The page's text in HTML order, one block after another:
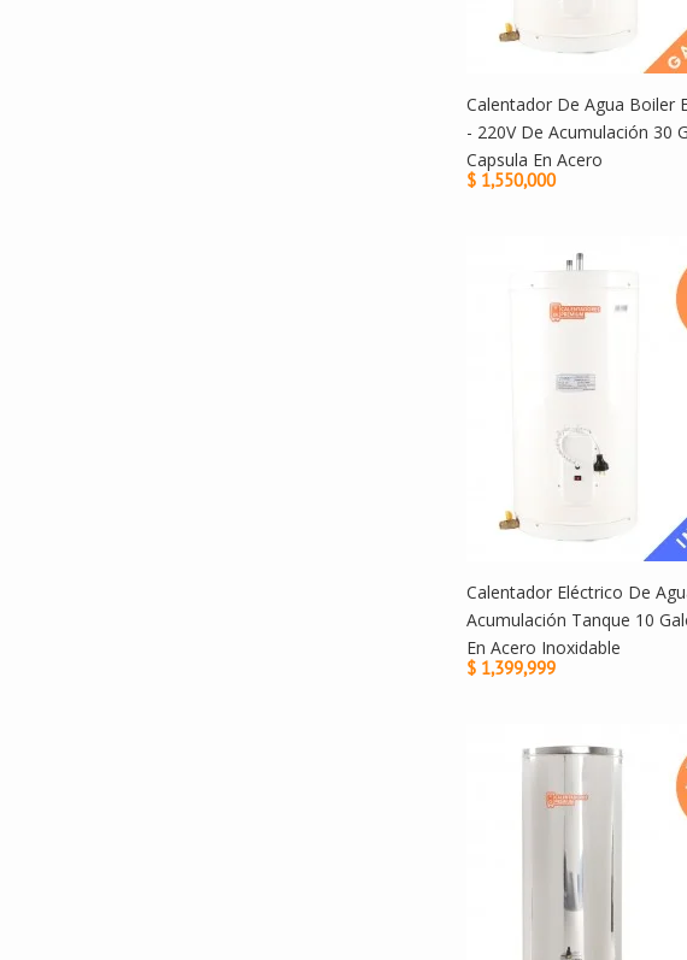
Calentador De Agua Boiler
- 220V De Acumulación 30
Capsula En Acero
$ 1,550,000
Calentador Eléctrico De
Acumulación Tanque 10
En Acero Inoxidable
$ 1,399,999